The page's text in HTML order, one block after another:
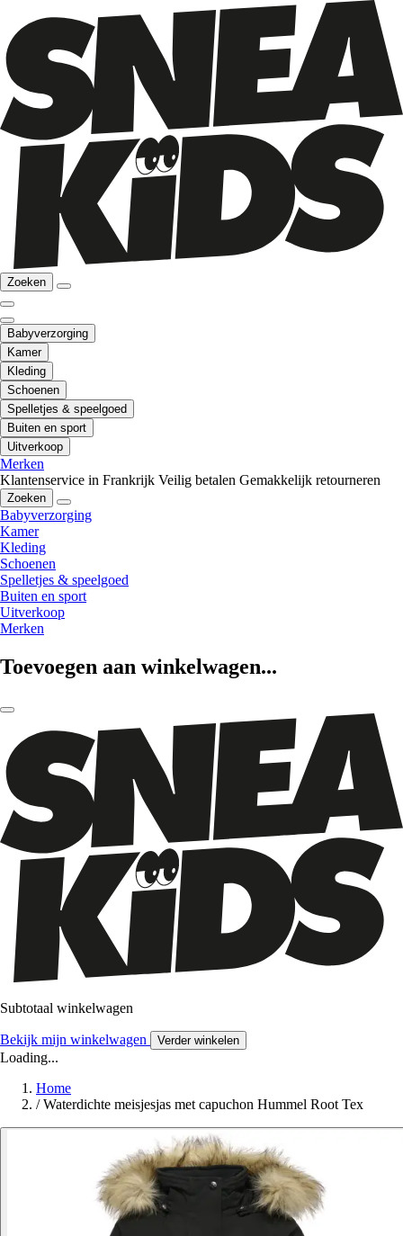
Zoeken
Babyverzorging
Kamer
Kleding
Schoenen
Spelletjes & speelgoed
Buiten en sport
Uitverkoop
Merken
Klantenservice in Frankrijk Veilig betalen Gemakkelijk retourneren
Zoeken
Babyverzorging
Kamer
Kleding
Schoenen
Spelletjes & speelgoed
Buiten en sport
Uitverkoop
Merken
Toevoegen aan winkelwagen...
Subtotaal winkelwagen
Bekijk mijn winkelwagen Verder winkelen
Loading...
Home
/ Waterdichte meisjesjas met capuchon Hummel Root Tex